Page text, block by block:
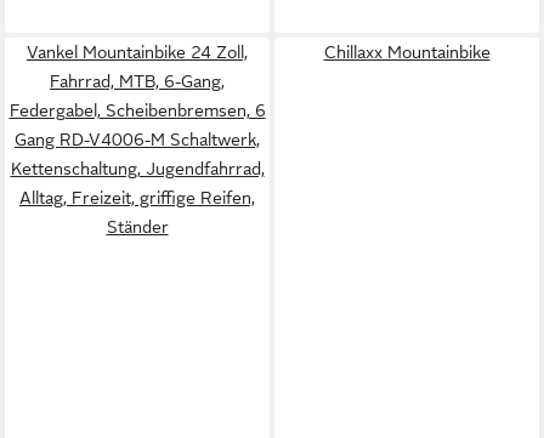
Vankel Mountainbike 24 Zoll,
Fahrrad, MTB, 6-Gang,
Federgabel, Scheibenbremsen, 6
Gang RD-V4006-M Schaltwerk,
Kettenschaltung, Jugendfahrrad,
Alltag, Freizeit, griffige Reifen,
Ständer
Chillaxx Mountainbike